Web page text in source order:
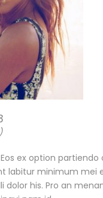
ex option
labitur minimum mei
his. Pro an